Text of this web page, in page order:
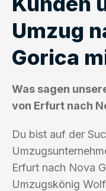
Umzug
Gorica
Was sagen
von Erfurt nach
Du bist auf der
Erfurt nach Nova
Umzugskönig